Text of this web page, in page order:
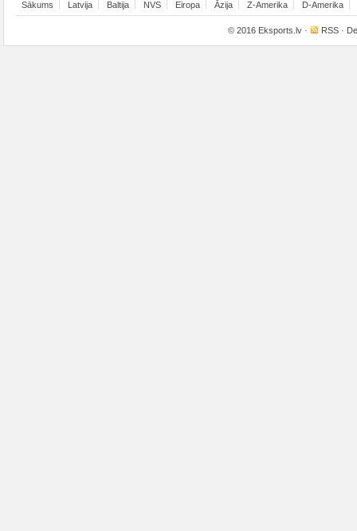
Sākums Latvija Baltija NVS Eiropa Āzija Z-Amerika D-Amerika
© 2016 Eksports.lv · RSS ·